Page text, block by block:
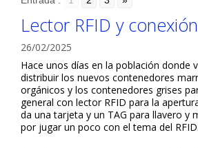
Lector RFID y
26/02/2025
Hace unos días en la población donde
distribuir los nuevos contenedores
orgánicos y los contenedores grises
general con lector RFID para la
da una tarjeta y un TAG para llavero y
por jugar un poco con el tema del RFID.